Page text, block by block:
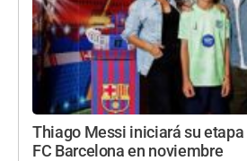
Thiago Messi iniciará su etapa
FC Barcelona en noviembre